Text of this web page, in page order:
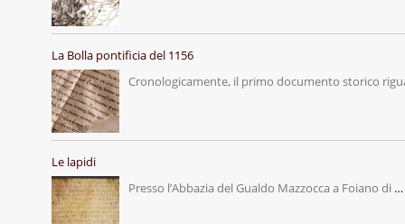
La Bolla pontificia del 1156
Cronologicamente, il primo documento storico
Le lapidi
Presso l’Abbazia del Gualdo Mazzocca a Foiano di …